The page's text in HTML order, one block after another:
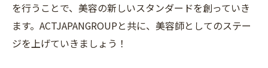
を行うことで、美容の新しいスタンダードを創っていき
ます。ACTJAPANGROUPと共に、美容師としてのステー
ジを上げていきましょう！